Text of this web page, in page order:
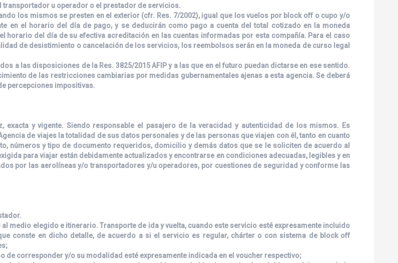
u operador o el prestador de servicios.
los mismos se presten en el exterior (cfr. Res. 7/2002), igual que los vuelos por block off o cupo y/o
en el horario del día de pago, y se deducirán como pago a cuenta del total cotizado en la moneda
horario del día de su efectiva acreditación en las cuentas informadas por esta compañía. Para el caso
de desistimiento o cancelación de los servicios, los reembolsos serán en la moneda de curso legal
a las disposiciones de la Res. 3825/2015 AFIP y a las que en el futuro puedan dictarse en ese sentido.
de las restricciones cambiarias por medidas gubernamentales ajenas a esta agencia. Se deberá
percepciones impositivas.
y vigente. Siendo responsable el pasajero de la veracidad y autenticidad de los mismos. Es
de viajes la totalidad de sus datos personales y de las personas que viajen con él, tanto en cuanto
números y tipo de documento requeridos, domicilio y demás datos que se le soliciten de acuerdo al
para viajar están debidamente actualizados y encontrarse en condiciones adecuadas, legibles y en
por las aerolíneas y/o transportadores y/u operadores, por cuestiones de seguridad y conforme las
medio elegido e itinerario. Transporte de ida y vuelta, cuando este servicio esté expresamente incluido
conste en dicho detalle, de acuerdo a si el servicio es regular, chárter o con sistema de block off
corresponder y/o su modalidad esté expresamente indicada en el voucher respectivo;